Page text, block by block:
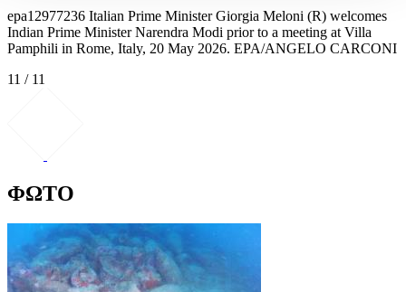
epa12977236 Italian Prime Minister Giorgia Meloni (R) welcomes
Indian Prime Minister Narendra Modi prior to a meeting at Villa
Pamphili in Rome, Italy, 20 May 2026. EPA/ANGELO CARCONI
11 / 11
ΦΩΤΟ